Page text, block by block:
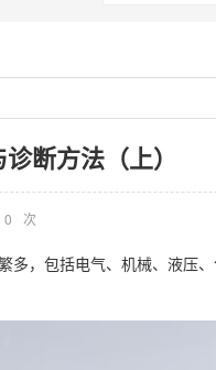
断方法（上）
0 次
多，包括电气、机械、液压